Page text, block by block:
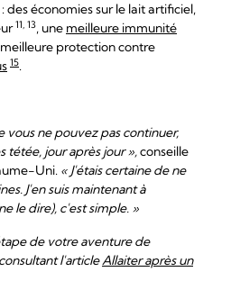
économies sur le lait artificiel,
11, 13, une meilleure immunité
protection contre
15.
vous ne pouvez pas continuer,
tétée, jour après jour »,conseille
Uni. « J'étais certaine de ne
J'en suis maintenant à
le dire), c'est simple. »
de votre aventure de
l'articleAllaiter après un